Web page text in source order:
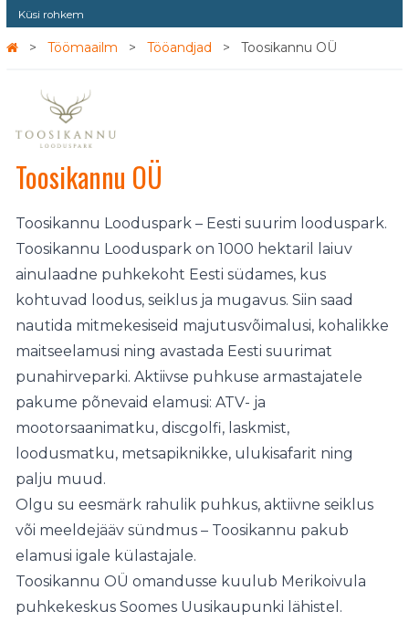
Küsi rohkem
Töömaailm Tööandjad Toosikannu OÜ
Toosikannu OÜ
Toosikannu Looduspark – Eesti suurim looduspark.
Toosikannu Looduspark on 1000 hektaril laiuv
ainulaadne puhkekoht Eesti südames, kus
kohtuvad loodus, seiklus ja mugavus. Siin saad
nautida mitmekesiseid majutusvõimalusi, kohalikke
maitseelamusi ning avastada Eesti suurimat
punahirveparki. Aktiivse puhkuse armastajatele
pakume põnevaid elamusi: ATV- ja
mootorsaanimatku, discgolfi, laskmist,
loodusmatku, metsapiknikke, ulukisafarit ning
palju muud.
Olgu su eesmärk rahulik puhkus, aktiivne seiklus
või meeldejääv sündmus – Toosikannu pakub
elamusi igale külastajale.
Toosikannu OÜ omandusse kuulub Merikoivula
puhkekeskus Soomes Uusikaupunki lähistel.